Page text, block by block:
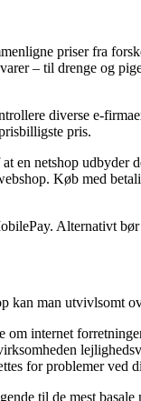
priser fra
– til drenge og
diverse e-
pris.
en netshop udbyder
Køb med
Alternativt
kan man utvivlsomt
internet
for problemer ved
til de mest